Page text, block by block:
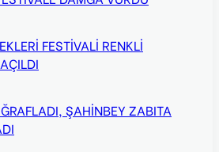
FESTİVALİ RENKLİ
ŞAHİNBEY ZABITA